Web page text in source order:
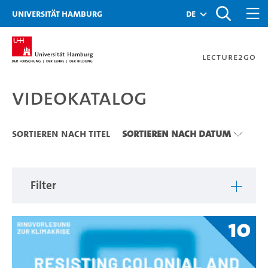
Zu den Filtern
Zur Metanavigation
Zur Hauptnavigation
Zur Suche
Zum Inhalt
Zum Seitenfuss
Universität Hamburg de
Lecture2Go
Videokatalog
Videokatalog
Sortieren nach Titel Sortieren nach Datum
Filter
10